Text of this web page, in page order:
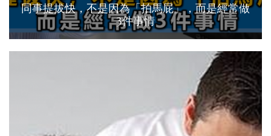
同事提拔快，不是因為「拍馬屁」，而是經常做
3件事情